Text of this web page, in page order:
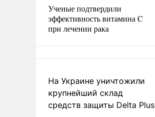
Ученые подтвердили
эффективность витамина C
при лечении рака
На Украине уничтожили
крупнейший склад
средств защиты Delta Plus